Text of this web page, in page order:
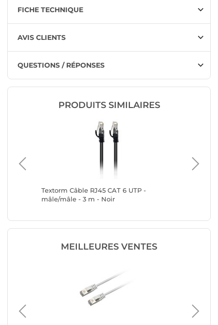
FICHE TECHNIQUE
AVIS CLIENTS
QUESTIONS / RÉPONSES
PRODUITS SIMILAIRES
Textorm Câble RJ45 CAT 6 UTP -
mâle/mâle - 3 m - Noir
MEILLEURES VENTES